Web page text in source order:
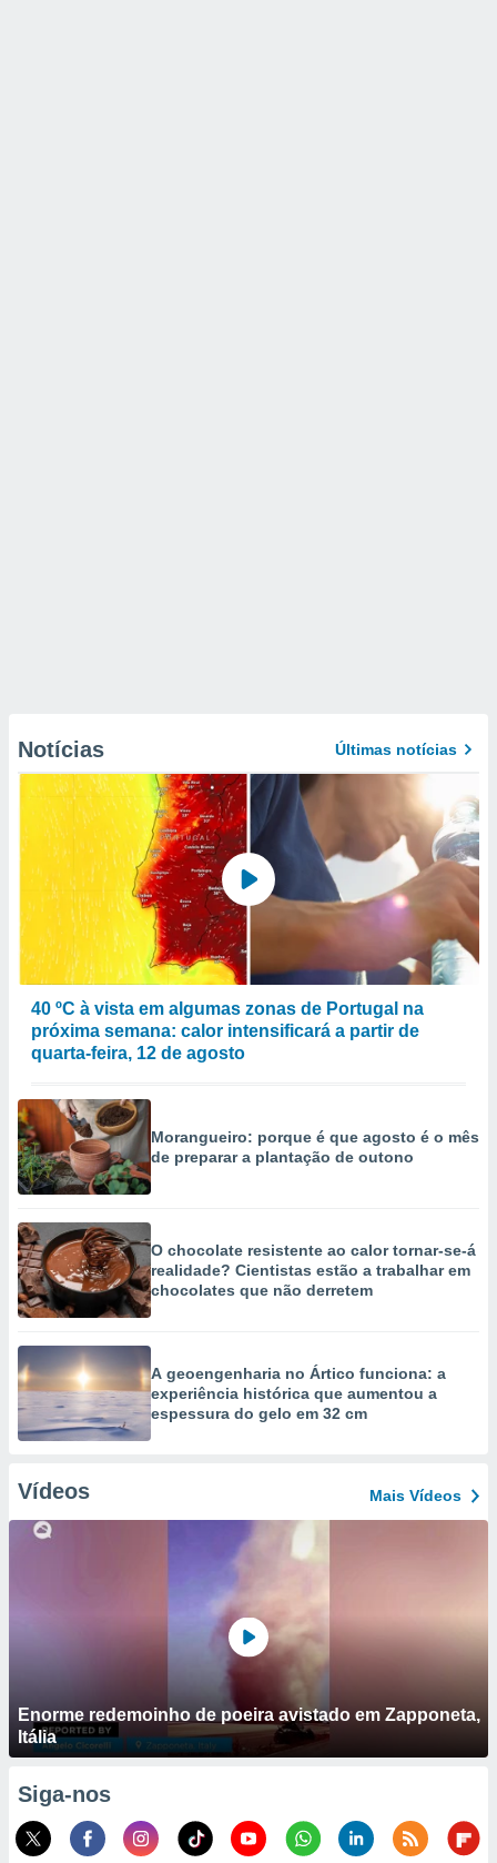
Notícias Últimas notícias
40 ºC à vista em algumas zonas de Portugal na
próxima semana: calor intensificará a partir de
quarta-feira, 12 de agosto
Morangueiro: porque é que agosto é o mês
de preparar a plantação de outono
O chocolate resistente ao calor tornar-se-á
realidade? Cientistas estão a trabalhar em
chocolates que não derretem
A geoengenharia no Ártico funciona: a
experiência histórica que aumentou a
espessura do gelo em 32 cm
Vídeos Mais Vídeos
Enorme redemoinho de poeira avistado em Zapponeta,
Itália
Siga-nos